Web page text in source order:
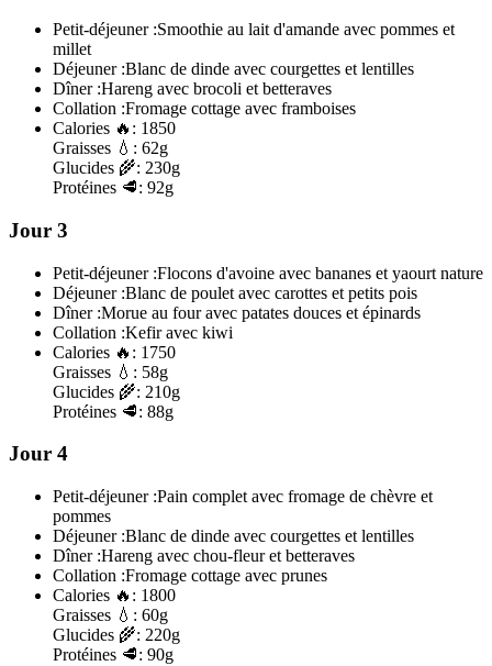
Petit-déjeuner :Smoothie au lait d'amande avec pommes et
millet
Déjeuner :Blanc de dinde avec courgettes et lentilles
Dîner :Hareng avec brocoli et betteraves
Collation :Fromage cottage avec framboises
Calories 🔥: 1850
Graisses 💧: 62g
Glucides 🌾: 230g
Protéines 🥩: 92g
Jour 3
Petit-déjeuner :Flocons d'avoine avec bananes et yaourt nature
Déjeuner :Blanc de poulet avec carottes et petits pois
Dîner :Morue au four avec patates douces et épinards
Collation :Kefir avec kiwi
Calories 🔥: 1750
Graisses 💧: 58g
Glucides 🌾: 210g
Protéines 🥩: 88g
Jour 4
Petit-déjeuner :Pain complet avec fromage de chèvre et
pommes
Déjeuner :Blanc de dinde avec courgettes et lentilles
Dîner :Hareng avec chou-fleur et betteraves
Collation :Fromage cottage avec prunes
Calories 🔥: 1800
Graisses 💧: 60g
Glucides 🌾: 220g
Protéines 🥩: 90g